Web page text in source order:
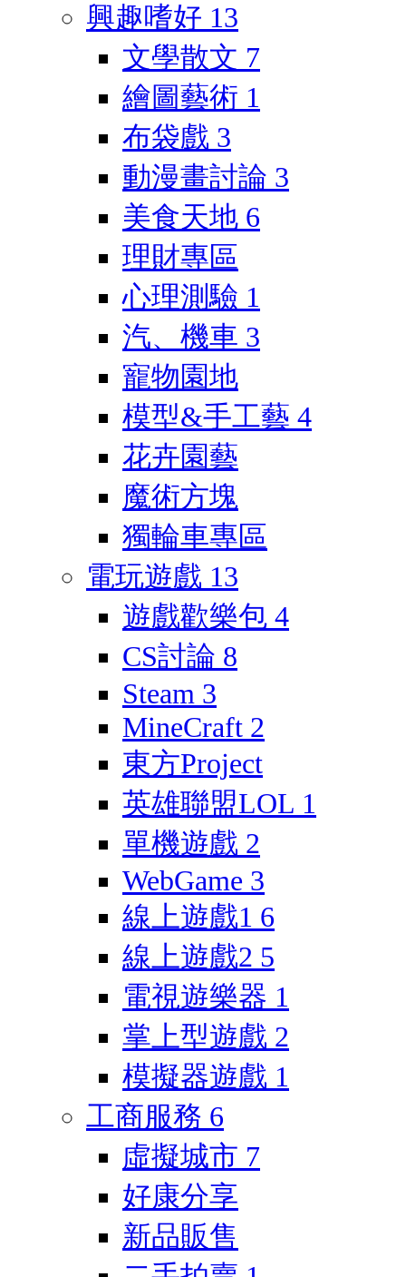
興趣嗜好 13
文學散文 7
繪圖藝術 1
布袋戲 3
動漫畫討論 3
美食天地 6
理財專區
心理測驗 1
汽、機車 3
寵物園地
模型&手工藝 4
花卉園藝
魔術方塊
獨輪車專區
電玩遊戲 13
遊戲歡樂包 4
CS討論 8
Steam 3
MineCraft 2
東方Project
英雄聯盟LOL 1
單機遊戲 2
WebGame 3
線上遊戲1 6
線上遊戲2 5
電視遊樂器 1
掌上型遊戲 2
模擬器遊戲 1
工商服務 6
虛擬城市 7
好康分享
新品販售